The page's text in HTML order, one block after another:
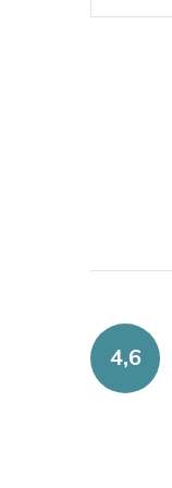
d
a
c 4,6